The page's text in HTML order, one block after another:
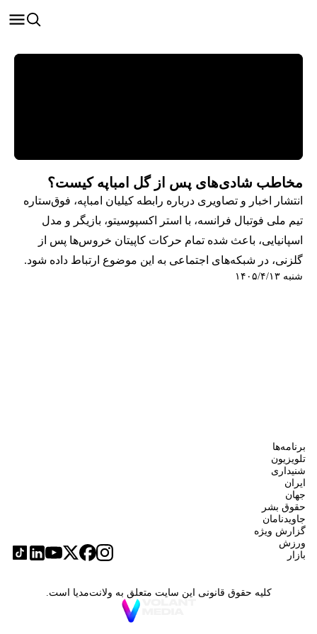
مخاطب شادی‌های پس از گل امباپه کیست؟
انتشار اخبار و تصاویری درباره رابطه کیلیان امباپه، فوق‌ستاره
تیم ملی فوتبال فرانسه، با استر اکسپوسیتو، بازیگر و مدل
اسپانیایی، باعث شده تمام حرکات کاپیتان خروس‌ها پس از
گلزنی، در شبکه‌های اجتماعی به این موضوع ارتباط داده شود.
شنبه ۱۴۰۵/۴/۱۳
برنامه‌ها
تلویزیون
شنیداری
ایران
جهان
حقوق بشر
جاویدنامان
گزارش ویژه
ورزش
بازار
کلیه حقوق قانونی این سایت متعلق به ولانت‌مدیا است.